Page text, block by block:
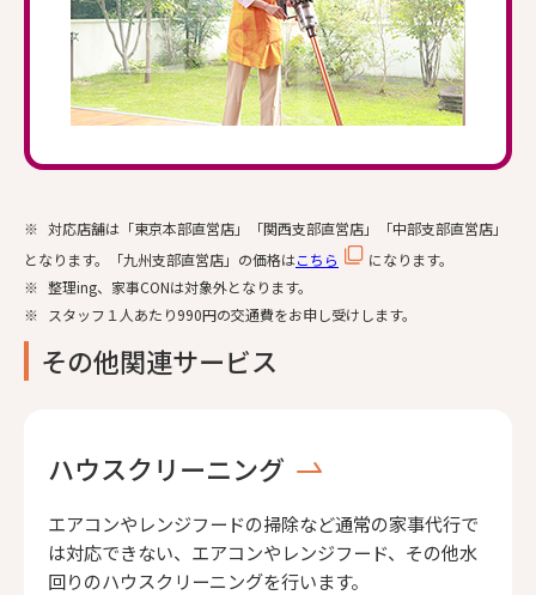
※ 対応店舗は「東京本部直営店」「関西支部直営店」「中部支部直営店」
となります。「九州支部直営店」の価格はこちら
になります。
※ 整理ing、家事CONは対象外となります。
※
スタッフ１人あたり990円の交通費をお申し受けします。
その他関連サービス
ハウスクリーニング
エアコンやレンジフードの掃除など通常の家事代行で
は対応できない、エアコンやレンジフード、その他水
回りのハウスクリーニングを行います。